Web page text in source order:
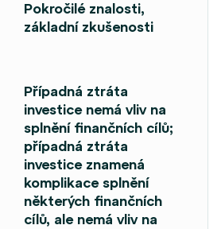
Pokročilé znalosti,
základní zkušenosti
Případná ztráta
investice nemá vliv na
splnění finančních cílů;
případná ztráta
investice znamená
komplikace splnění
některých finančních
cílů, ale nemá vliv na